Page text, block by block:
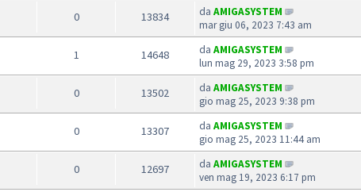
0 13834 da AMIGASYSTEM
mar giu 06, 2023 7:43 am
1 14648 da AMIGASYSTEM
lun mag 29, 2023 3:58 pm
0 13502 da AMIGASYSTEM
gio mag 25, 2023 9:38 pm
0 13307 da AMIGASYSTEM
gio mag 25, 2023 11:44 am
0 12697 da AMIGASYSTEM
ven mag 19, 2023 6:17 pm